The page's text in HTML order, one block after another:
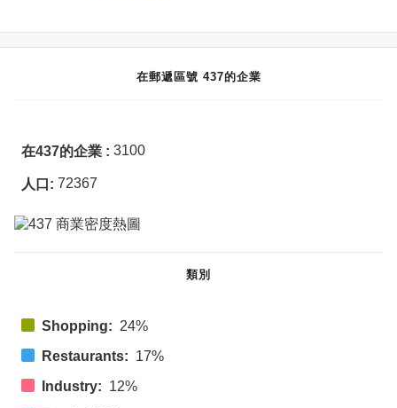
在郵遞區號 437的企業
在437的企業 : 3100
人口: 72367
類別
Shopping: 24%
Restaurants: 17%
Industry: 12%